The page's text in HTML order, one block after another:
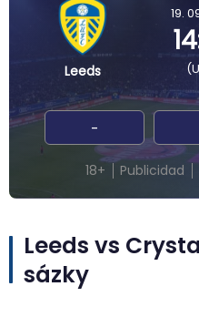
Leeds
19.
-
18+ Publicidad
Leeds vs
sázky